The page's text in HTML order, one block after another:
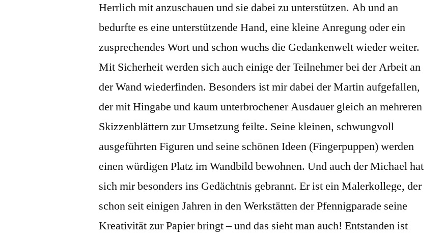
Herrlich mit anzuschauen und sie dabei zu unterstützen. Ab und an
bedurfte es eine unterstützende Hand, eine kleine Anregung oder ein
zusprechendes Wort und schon wuchs die Gedankenwelt wieder weiter.
Mit Sicherheit werden sich auch einige der Teilnehmer bei der Arbeit an
der Wand wiederfinden. Besonders ist mir dabei der Martin aufgefallen,
der mit Hingabe und kaum unterbrochener Ausdauer gleich an mehreren
Skizzenblättern zur Umsetzung feilte. Seine kleinen, schwungvoll
ausgeführten Figuren und seine schönen Ideen (Fingerpuppen) werden
einen würdigen Platz im Wandbild bewohnen. Und auch der Michael hat
sich mir besonders ins Gedächtnis gebrannt. Er ist ein Malerkollege, der
schon seit einigen Jahren in den Werkstätten der Pfennigparade seine
Kreativität zur Papier bringt – und das sieht man auch! Entstanden ist